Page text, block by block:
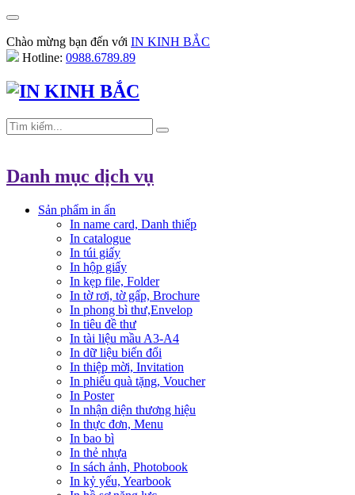
Chào mừng bạn đến với IN KINH BẮC
Hotline: 0988.6789.89
Danh mục dịch vụ
Sản phẩm in ấn
In name card, Danh thiếp
In catalogue
In túi giấy
In hộp giấy
In kẹp file, Folder
In tờ rơi, tờ gấp, Brochure
In phong bì thư,Envelop
In tiêu đề thư
In tài liệu mầu A3-A4
In dữ liệu biến đổi
In thiệp mời, Invitation
In phiếu quà tặng, Voucher
In Poster
In nhận diện thương hiệu
In thực đơn, Menu
In bao bì
In thẻ nhựa
In sách ảnh, Photobook
In kỷ yếu, Yearbook